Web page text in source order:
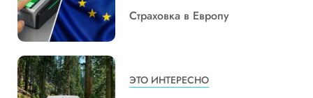
Страховка в Европу
ЭТО ИНТЕРЕСНО